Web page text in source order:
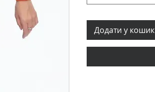
Додати у кошик